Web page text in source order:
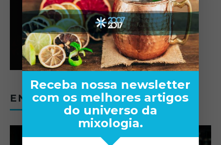
ENTREVISTAS
Receba nossa newsletter
com os melhores artigos
do universo da
mixologia.